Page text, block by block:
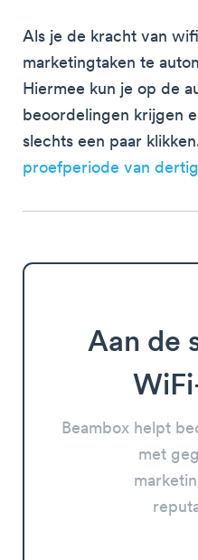
Als je de kracht van
marketingtaken te
Hiermee kun je op de
beoordelingen krijgen
slechts een paar
proefperiode van
Aan de
Beambox helpt
met